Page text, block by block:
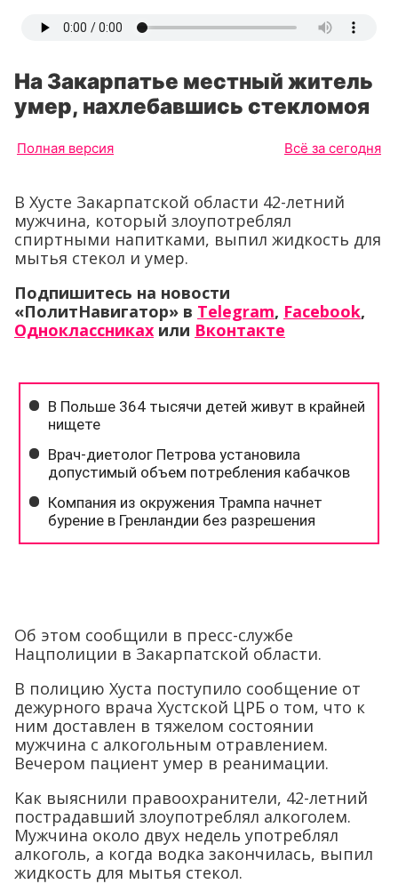
На Закарпатье местный житель
умер, нахлебавшись стекломоя
Полная версия Всё за сегодня
В Хусте Закарпатской области 42-летний
мужчина, который злоупотреблял
спиртными напитками, выпил жидкость для
мытья стекол и умер.
Подпишитесь на новости
«ПолитНавигатор» в Telegram, Facebook,
Одноклассниках или Вконтакте
Об этом сообщили в пресс-службе
Нацполиции в Закарпатской области.
В полицию Хуста поступило сообщение от
дежурного врача Хустской ЦРБ о том, что к
ним доставлен в тяжелом состоянии
мужчина с алкогольным отравлением.
Вечером пациент умер в реанимации.
Как выяснили правоохранители, 42-летний
пострадавший злоупотреблял алкоголем.
Мужчина около двух недель употреблял
алкоголь, а когда водка закончилась, выпил
жидкость для мытья стекол.